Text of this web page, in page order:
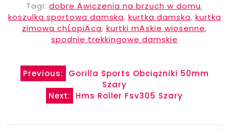
Tagi: dobre Äwiczenia na brzuch w domu,
koszulka sportowa damska, kurtka damska, kurtka
zimowa chĹopiÄca, kurtki mÄskie wiosenne,
spodnie trekkingowe damskie
Nawigacja
wpisu
Previous:
Gorilla Sports Obciążniki 50mm
Szary
Next:
Hms Roller Fsv305 Szary